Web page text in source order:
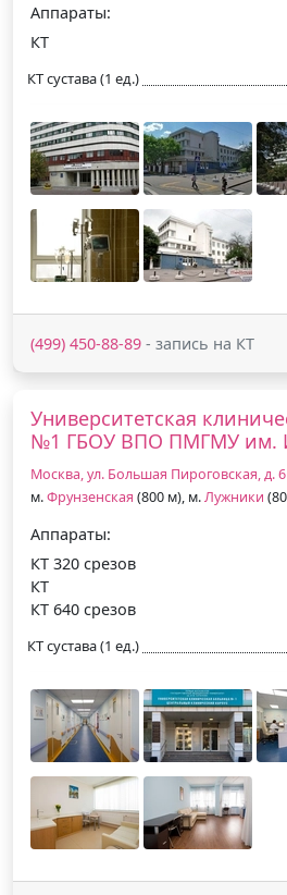
Аппараты:
КТ
КТ сустава (1 ед.)
(499) 450-88-89 - запись на КТ
Университетская
№1 ГБОУ ВПО ПМГМУ им.
Москва, ул. Большая Пироговская, д. 6
м.Фрунзенская (800 м), м.Лужники
Аппараты:
КТ 320 срезов
КТ
КТ 640 срезов
КТ сустава (1 ед.)